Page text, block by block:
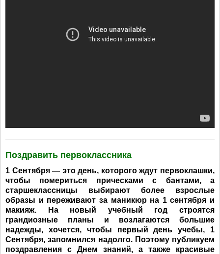
Поздравить первоклассника
1 Сентября — это день, которого ждут первоклашки,
чтобы помериться прическами с бантами, а
старшеклассницы выбирают более взрослые
образы и переживают за маникюр на 1 сентября и
макияж. На новый учебный год строятся
грандиозные планы и возлагаются большие
надежды, хочется, чтобы первый день учебы, 1
Сентября, запомнился надолго. Поэтому публикуем
поздравления с Днем знаний, а также красивые